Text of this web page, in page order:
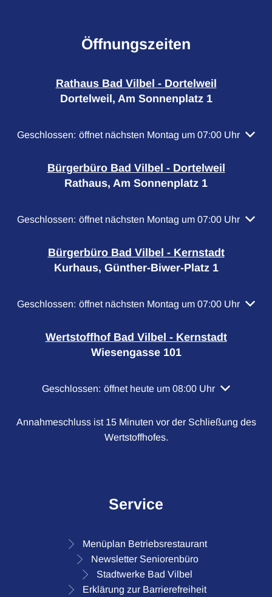
Öffnungszeiten
Rathaus Bad Vilbel - Dortelweil
Dortelweil, Am Sonnenplatz 1
Klicken, um weitere Öffnungs- oder Schließzeiten
Geschlossen: öffnet nächsten Montag um 07:00 Uhr
Bürgerbüro Bad Vilbel - Dortelweil
Rathaus, Am Sonnenplatz 1
Klicken, um weitere Öffnungs- oder Schließzeiten
Geschlossen: öffnet nächsten Montag um 07:00 Uhr
Bürgerbüro Bad Vilbel - Kernstadt
Kurhaus, Günther-Biwer-Platz 1
Klicken, um weitere Öffnungs- oder Schließzeiten
Geschlossen: öffnet nächsten Montag um 07:00 Uhr
Wertstoffhof Bad Vilbel - Kernstadt
Wiesengasse 101
Klicken, um weitere Öffnungs- oder Schließzeiten
Geschlossen: öffnet heute um 08:00 Uhr
Annahmeschluss ist 15 Minuten vor der Schließung des
Wertstoffhofes.
Service
Menüplan Betriebsrestaurant
Newsletter Seniorenbüro
Stadtwerke Bad Vilbel
Erklärung zur Barrierefreiheit